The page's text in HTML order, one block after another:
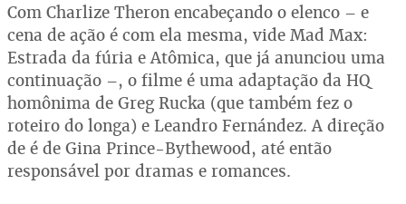
Com Charlize Theron encabeçando o elenco – e
cena de ação é com ela mesma, vide Mad Max:
Estrada da fúria e Atômica, que já anunciou uma
continuação –, o filme é uma adaptação da HQ
homônima de Greg Rucka (que também fez o
roteiro do longa) e Leandro Fernández. A direção
de é de Gina Prince-Bythewood, até então
responsável por dramas e romances.